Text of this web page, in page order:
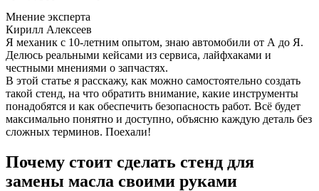
Мнение эксперта
Кирилл Алексеев
Я механик с 10-летним опытом, знаю автомобили от А до Я.
Делюсь реальными кейсами из сервиса, лайфхаками и
честными мнениями о запчастях.
В этой статье я расскажу, как можно самостоятельно создать
такой стенд, на что обратить внимание, какие инструменты
понадобятся и как обеспечить безопасность работ. Всё будет
максимально понятно и доступно, объясню каждую деталь без
сложных терминов. Поехали!
Почему стоит сделать стенд для
замены масла своими руками